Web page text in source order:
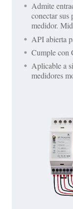
Admite
conectar
medidor.
API abierta
Cumple con
Aplicable a
medidores